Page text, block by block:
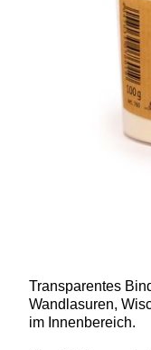
Transparentes
Wandlasuren,
im Innenbereich.